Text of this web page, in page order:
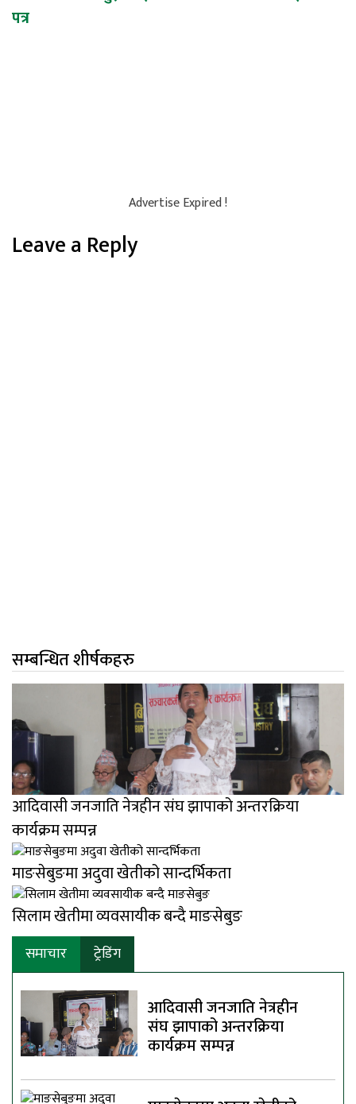
पत्र
Advertise Expired !
Leave a Reply
सम्बन्धित शीर्षकहरु
आदिवासी जनजाति नेत्रहीन संघ झापाको अन्तरक्रिया
कार्यक्रम सम्पन्न
माङसेबुङमा अदुवा खेतीको सान्दर्भिकता
सिलाम खेतीमा व्यवसायीक बन्दै माङसेबुङ
समाचार ट्रेडिंग
आदिवासी जनजाति नेत्रहीन
संघ झापाको अन्तरक्रिया
कार्यक्रम सम्पन्न